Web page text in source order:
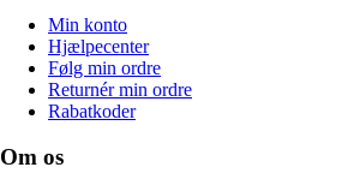
Min konto
Hjælpecenter
Følg min ordre
Returnér min ordre
Rabatkoder
Om os